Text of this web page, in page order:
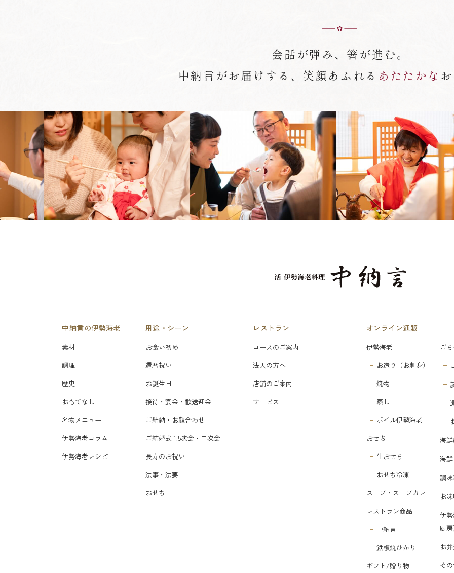
会話が弾み、箸が進む。
中納言がお届けする、笑顔あふれる あたたかな
中納言の伊勢海老
素材
調理
歴史
おもてなし
名物メニュー
伊勢海老コラム
伊勢海老レシピ
用途・シーン
お食い初め
還暦祝い
お誕生日
接待・宴会・歓送迎会
ご結納・お顔合わせ
ご結婚式 1.5次会・二次会
長寿のお祝い
法事・法要
おせち
レストラン
コースのご案内
法人の方へ
店舗のご案内
サービス
オンライン通販
伊勢海老
お造り（お刺身）
焼物
蒸し
ボイル伊勢海老
おせち
生おせち
おせち冷凍
スープ・スープカレー
レストラン商品
中納言
鉄板焼ひかり
ギフト/贈り物
ご
海
海
調
お
伊
厨
お
そ